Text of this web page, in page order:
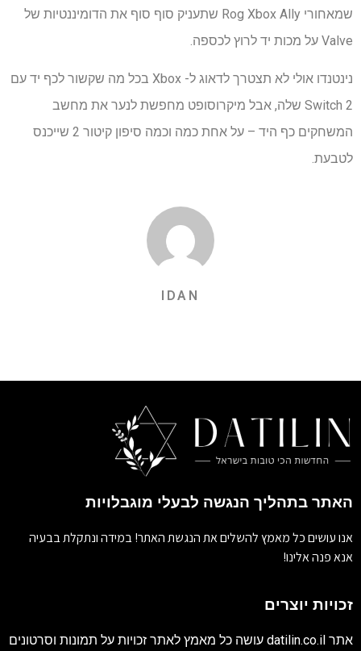
שמאחורי Rog Xbox Ally שתעניק סוף סוף את הדומיננטיות של
Valve על מכות יד לרוץ לכספה.
נינטנדו אולי לא תצטרך לדאוג ל- Xbox בכל מה שקשור לכף יד עם
Switch 2 שלה, אבל מיקרוסופט מחפשת לנער את מחשב
המשחקים כף היד – על אחת כמה וכמה סיפון קיטור 2 שייכנס
לטבעת.
IDAN
האתר בתהליך הנגשה לבעלי מוגבלויות
אנו עושים כל מאמץ להשלים את הנגשת האתר! במידה ונתקלת בבעיה
אנא פנה אלינו!
זכויות יוצרים
אתר datilin.co.il עושה כל מאמץ לאתר זכויות על תמונות וסרטונים